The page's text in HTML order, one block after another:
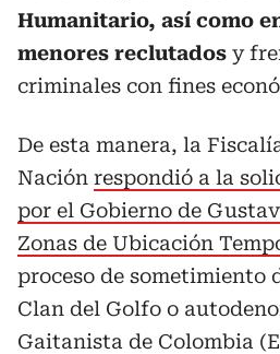
Humanitario, así como
menores reclutados y
criminales con fines
De esta manera, la
Nación respondió a la
por el Gobierno de
Zonas de Ubicación
proceso de sometimiento
Clan del Golfo o
Gaitanista de Colombia